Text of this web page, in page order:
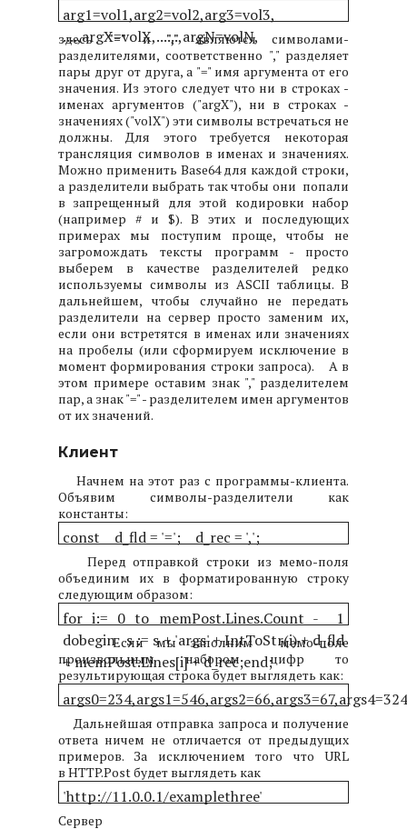
arg1=vol1,arg2=vol2,arg3=vol3,
....,argX=volX,......,argN=volN,
здесь"="и","являются символами-
разделителями, соответственно "," разделяет
пары друг от друга, а "=" имя аргумента от его
значения. Из этого следует что ни в строках -
именах аргументов ("argX"), ни в строках -
значениях ("volX") эти символы встречаться не
должны. Для этого требуется некоторая
трансляция символов в именах и значениях.
Можно применить Base64 для каждой строки,
а разделители выбрать так чтобы они попали
в запрещенный для этой кодировки набор
(например # и $). В этих и последующих
примерах мы поступим проще, чтобы не
загромождать тексты программ - просто
выберем в качестве разделителей редко
используемы символы из ASCII таблицы. В
дальнейшем, чтобы случайно не передать
разделители на сервер просто заменим их,
если они встретятся в именах или значениях
на пробелы (или сформируем исключение в
момент формирования строки запроса).A в
этом примере оставим знак "," разделителем
пар, а знак "=" - разделителем имен аргументов
от их значений.
Клиент
Начнем на этот раз с программы-клиента.
Объявим символы-разделители как
константы:
const d_fld = '='; d_rec = ',';
Перед отправкой строки из мемо-поля
объединим их в форматированную строку
следующим образом:
for i:= 0 to memPost.Lines.Count - 1
dobegins := s + 'args' + IntToStr(i) + d_fld
+ memPost.Lines[i] + d_rec;end;
Если мы заполним мемо-поле
произвольным набором цифр то
результирующая строка будет выглядеть как:
Дальнейшая отправка запроса и получение
ответа ничем не отличается от предыдущих
примеров. За исключением того что URL
в HTTP.Post будет выглядеть как
'http://11.0.0.1/examplethree'
Сервер